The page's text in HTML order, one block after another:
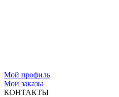
Мой профиль
Мои заказы
КОНТАКТЫ